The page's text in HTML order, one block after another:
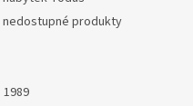
nedostupné produkty
1989